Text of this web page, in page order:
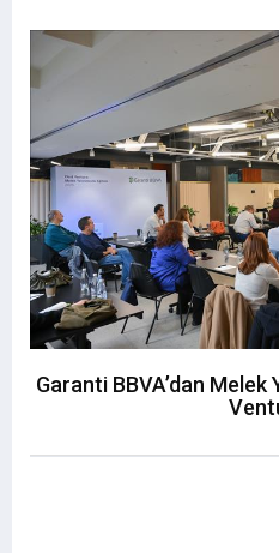
Garanti BBVA’dan Melek